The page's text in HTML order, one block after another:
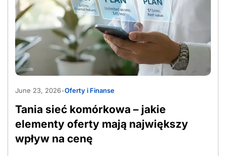
kontakt z bliskimi i lepszą ochronę przed zgubieniem,
awarią oraz spamem. Dobrze ustawiony smartfon bywa
wygodniejszy niż klasyczny telefon, bo ma większy
wyświetlacz, wyraźniejsze litery i prostsze wybieranie
kontaktów dotykiem. Gdy ustawienia Androida dla seniora
są dopasowane do wzroku i nawyków użytkownika,
obsługa smartfona dla seniora staje się bardziej intuicyjna
niż korzystanie z małych klawiszy. Klasyczny telefon
ogranicza funkcje bezpieczeństwa. Android dla seniora
warunkiem uproszczenia interfejsu. Gdy smartfon okazuje
się zbyt […]
AdobeStock_2033712735
June 23, 2026•Oferty i Finanse
Tania sieć komórkowa – jakie
elementy oferty mają największy
wpływ na cenę